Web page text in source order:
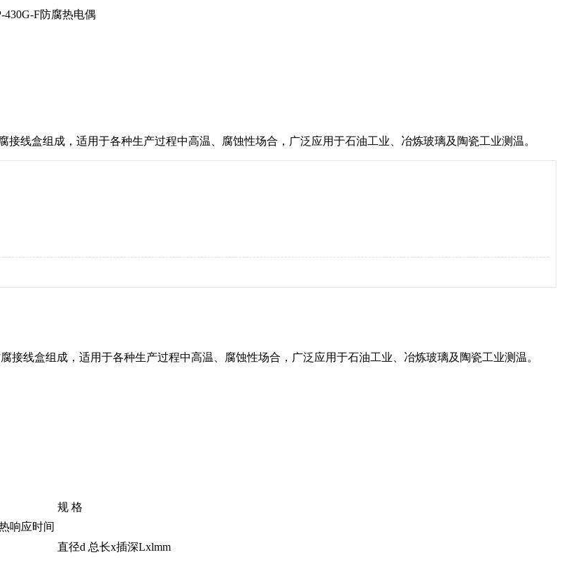
430G-F防腐热电偶
盒组成，适用于各种生产过程中高温、腐蚀性场合，广泛应用于石油工业、冶炼玻璃及陶瓷工业测温。
线盒组成，适用于各种生产过程中高温、腐蚀性场合，广泛应用于石油工业、冶炼玻璃及陶瓷工业测温。
响应时间
规 格
直径d 总长x插深Lxlmm